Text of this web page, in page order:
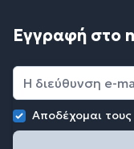
Εγγραφή στο
Αποδέχομαι τους